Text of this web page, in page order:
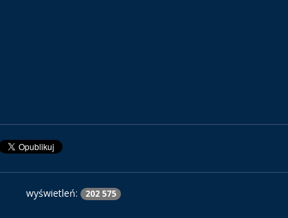
wyświetleń: 202 575